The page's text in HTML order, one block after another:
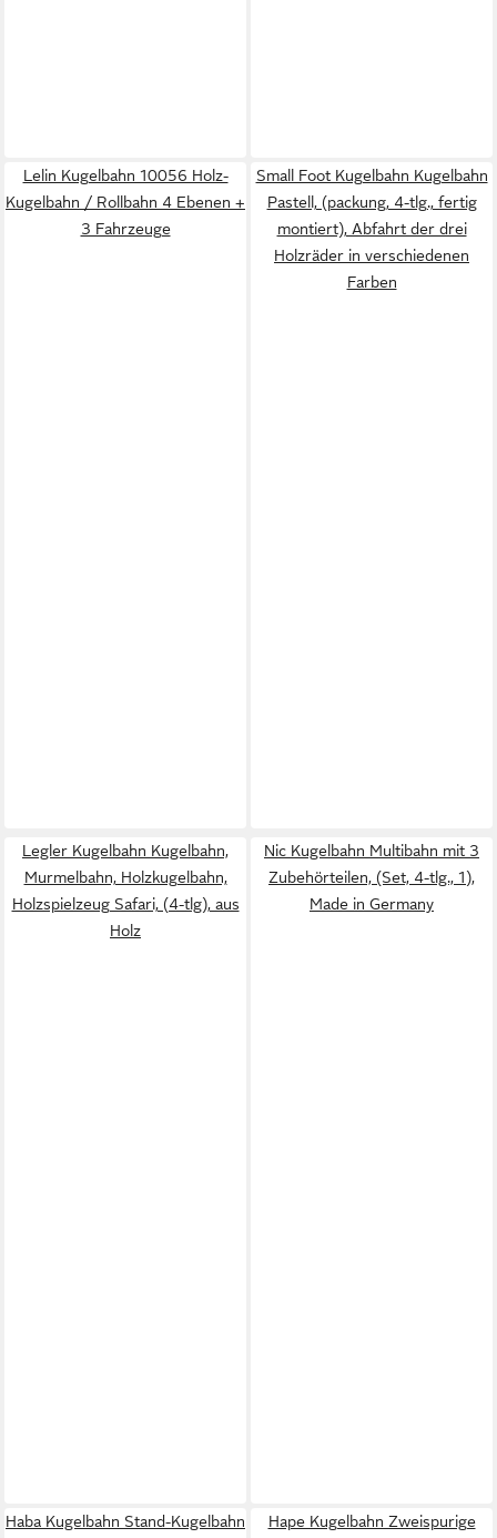
Lelin Kugelbahn 10056 Holz-
Kugelbahn / Rollbahn 4 Ebenen +
3 Fahrzeuge
Small Foot Kugelbahn Kugelbahn
Pastell, (packung, 4-tlg., fertig
montiert), Abfahrt der drei
Holzräder in verschiedenen
Farben
Legler Kugelbahn Kugelbahn,
Murmelbahn, Holzkugelbahn,
Holzspielzeug Safari, (4-tlg), aus
Holz
Nic Kugelbahn Multibahn mit 3
Zubehörteilen, (Set, 4-tlg., 1),
Made in Germany
Haba Kugelbahn Stand-Kugelbahn
Hape Kugelbahn Zweispurige